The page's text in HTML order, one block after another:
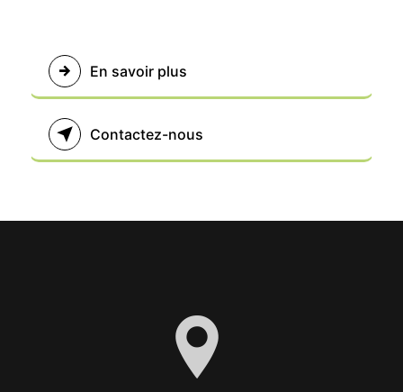
En savoir plus
Contactez-nous